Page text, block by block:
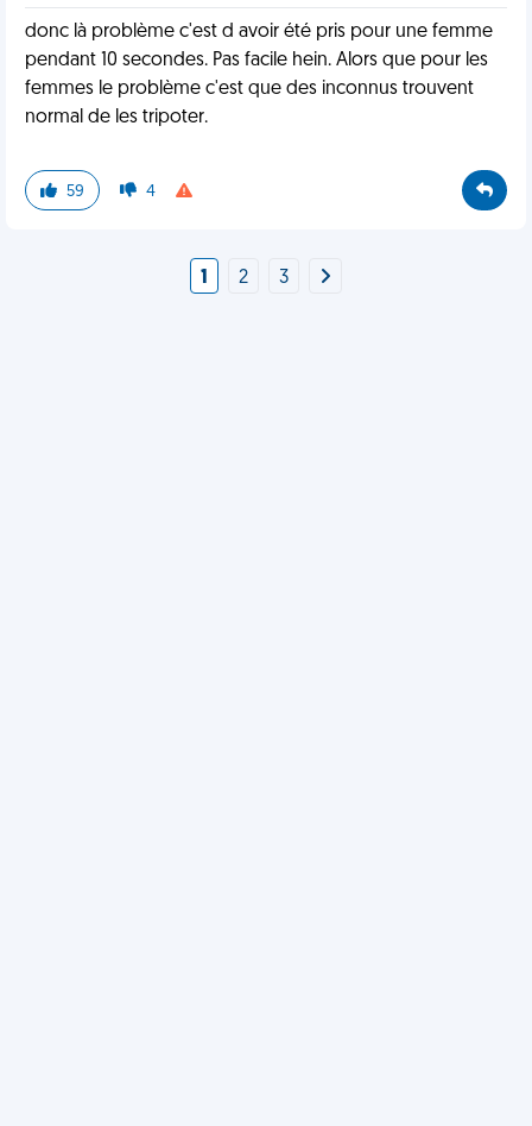
donc là problème c'est d avoir été pris pour une femme
pendant 10 secondes. Pas facile hein. Alors que pour les
femmes le problème c'est que des inconnus trouvent
normal de les tripoter.
59 4
1 2 3